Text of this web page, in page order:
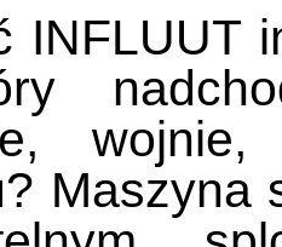
INFLUUT
Maszyna